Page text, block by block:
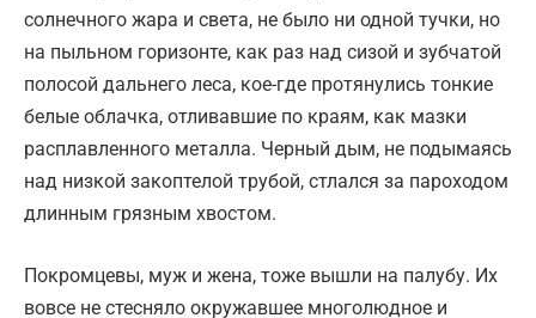
солнечного жара и света, не было ни одной тучки, но
на пыльном горизонте, как раз над сизой и зубчатой
полосой дальнего леса, кое-где протянулись тонкие
белые облачка, отливавшие по краям, как мазки
расплавленного металла. Черный дым, не подымаясь
над низкой закоптелой трубой, стлался за пароходом
длинным грязным хвостом.
Покромцевы, муж и жена, тоже вышли на палубу. Их
вовсе не стесняло окружавшее многолюдное и